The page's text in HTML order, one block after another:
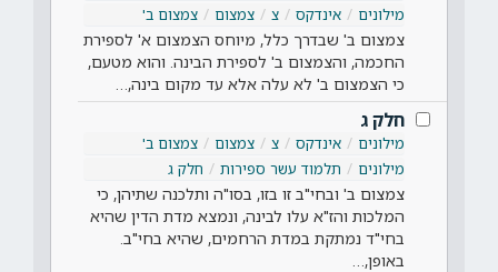
מילונים
אינדקס צ צמצום צמצום ב'
צמצום ב' שבדרך כלל, מיוחס הצמצום א' לספירת
החכמה, והצמצום ב' לספירת הבינה. והוא מטעם,
כי הצמצום ב' לא עלה אלא עד מקום בינה,…
חלק ג
מילונים אינדקס צ צמצום
צמצום ב'
מילונים
תלמוד עשר ספירות חלק ג
צמצום ב' ובחי"ב זו בזו, בסו"ה ותלכנה שתיהן, כי
המלכות והז"א עלו לבינה, ונמצא מדת הדין שהיא
בחי"ד נמתקת במדת הרחמים, שהיא בחי"ב.
באופן,…